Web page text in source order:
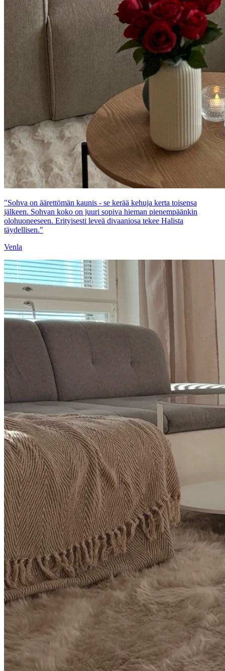
"Sohva on äärettömän kaunis - se kerää kehuja kerta toisensa
jälkeen. Sohvan koko on juuri sopiva hieman pienempäänkin
olohuoneeseen. Erityisesti leveä divaaniosa tekee Halista
täydellisen."
Venla